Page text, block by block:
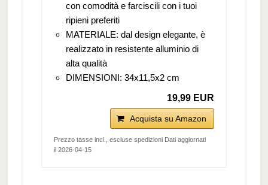
con comodità e farciscili con i tuoi
ripieni preferiti
MATERIALE: dal design elegante, è
realizzato in resistente alluminio di
alta qualità
DIMENSIONI: 34x11,5x2 cm
19,99 EUR
Acquista su Amazon
Prezzo tasse incl., escluse spedizioni Dati aggiornati
il 2026-04-15